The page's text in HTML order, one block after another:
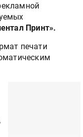
Принт».
печати